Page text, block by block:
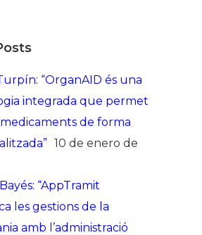
“OrganAID és una
integrada que permet
de forma
10 de enero de
“AppTramit
les gestions de la
amb l’administració